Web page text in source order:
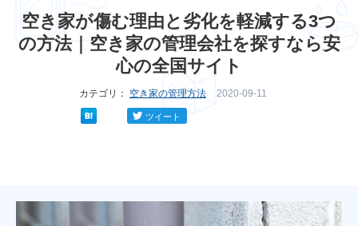
空き家が傷む理由と劣化を軽減する3つ
の方法｜空き家の管理会社を探すなら安
心の全国サイト
カテゴリ： 空き家の管理方法 2020-09-11